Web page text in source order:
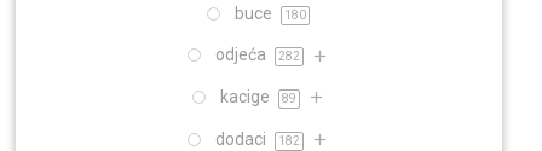
buce 180
odjeća 282
kacige 89
dodaci 182